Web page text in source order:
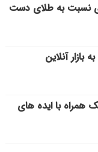
نسبت به طلای دست
آنلاین
همراه با ایده های